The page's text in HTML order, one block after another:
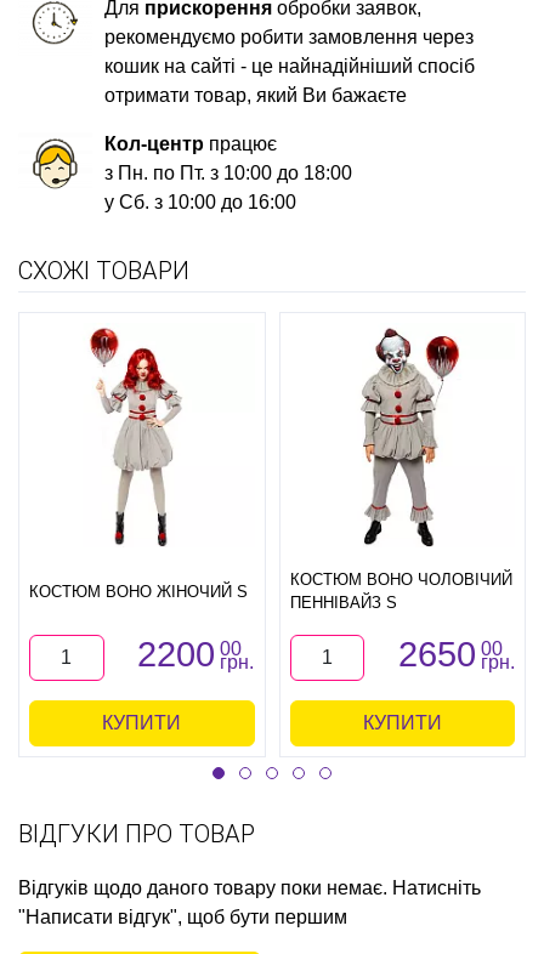
Для прискорення обробки заявок,
рекомендуємо робити замовлення через
кошик на сайті - це найнадійніший спосіб
отримати товар, який Ви бажаєте
Кол-центр працює
з Пн. по Пт. з 10:00 до 18:00
у Сб. з 10:00 до 16:00
СХОЖІ ТОВАРИ
КОСТЮМ ВОНО ЖІНОЧИЙ S
2200 00
грн.
КУПИТИ
КОСТЮМ ВОНО ЧОЛОВІЧИЙ
ПЕННІВАЙЗ S
2650 00
грн.
КУПИТИ
ВІДГУКИ ПРО ТОВАР
Відгуків щодо даного товару поки немає. Натисніть
"Написати відгук", щоб бути першим